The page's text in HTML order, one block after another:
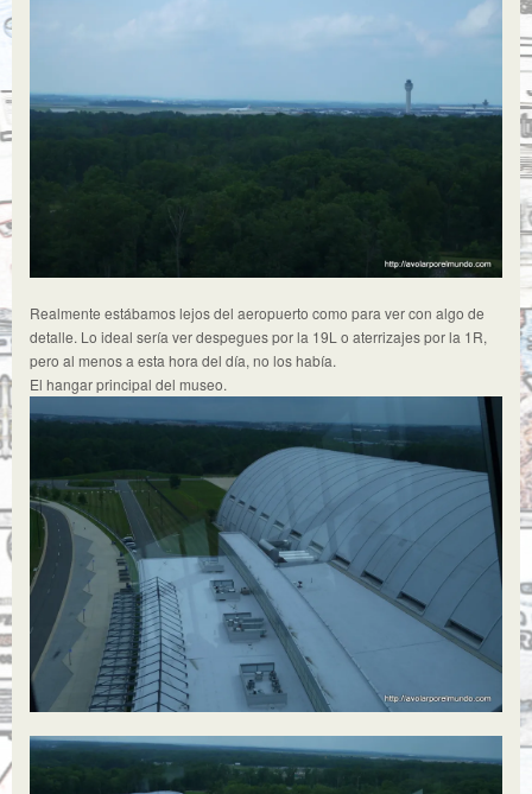
Realmente estábamos lejos del aeropuerto como para ver con algo de
detalle. Lo ideal sería ver despegues por la 19L o aterrizajes por la 1R,
pero al menos a esta hora del día, no los había.
El hangar principal del museo.